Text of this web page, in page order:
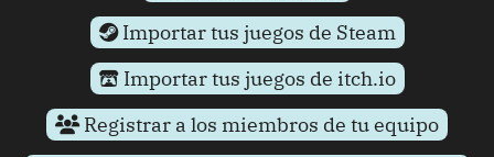
Importar tus juegos de Steam
Importar tus juegos de itch.io
Registrar a los miembros de tu equipo